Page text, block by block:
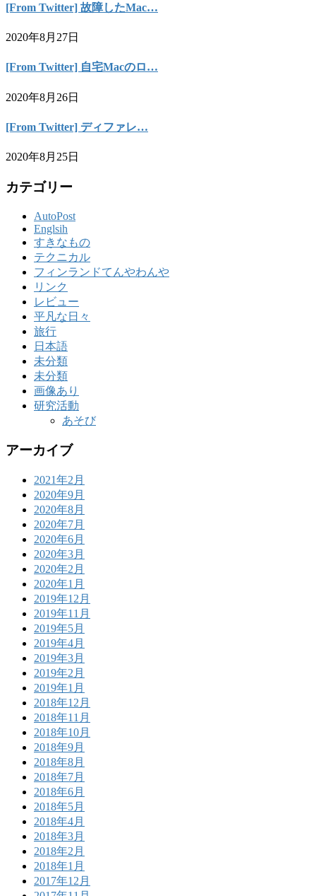
[From Twitter] 故障したMac…
2020年8月27日
[From Twitter] 自宅Macのロ…
2020年8月26日
[From Twitter] ディファレ…
2020年8月25日
カテゴリー
AutoPost
Englsih
すきなもの
テクニカル
フィンランドてんやわんや
リンク
レビュー
平凡な日々
旅行
日本語
未分類
未分類
画像あり
研究活動
あそび
アーカイブ
2021年2月
2020年9月
2020年8月
2020年7月
2020年6月
2020年3月
2020年2月
2020年1月
2019年12月
2019年11月
2019年5月
2019年4月
2019年3月
2019年2月
2019年1月
2018年12月
2018年11月
2018年10月
2018年9月
2018年8月
2018年7月
2018年6月
2018年5月
2018年4月
2018年3月
2018年2月
2018年1月
2017年12月